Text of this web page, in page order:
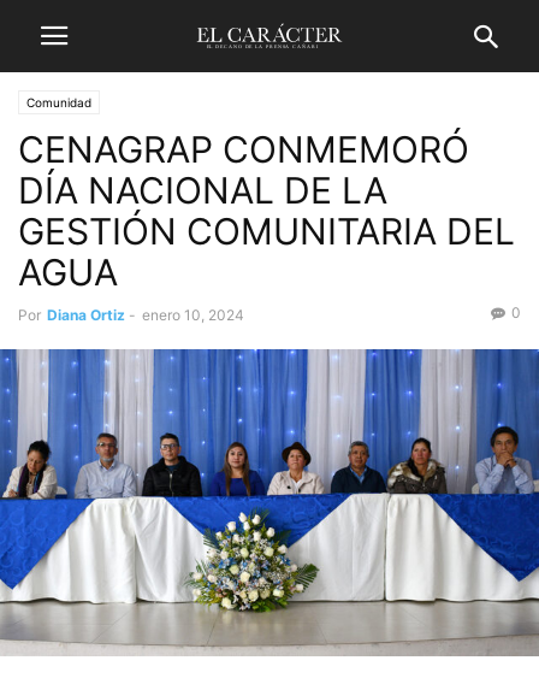
Comunidad
CENAGRAP CONMEMORÓ
DÍA NACIONAL DE LA
GESTIÓN COMUNITARIA DEL
AGUA
Por Diana Ortiz - enero 10, 2024 0